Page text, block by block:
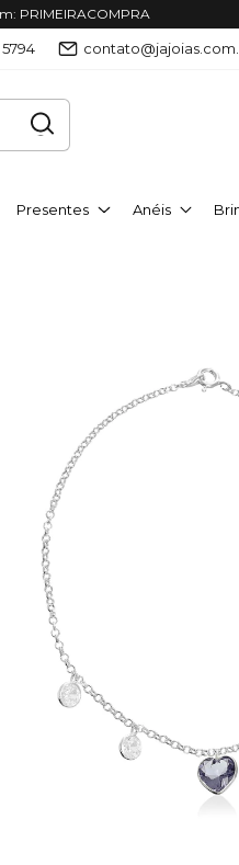
PRIMEIRACOMPRA
5794
Presentes Anéis